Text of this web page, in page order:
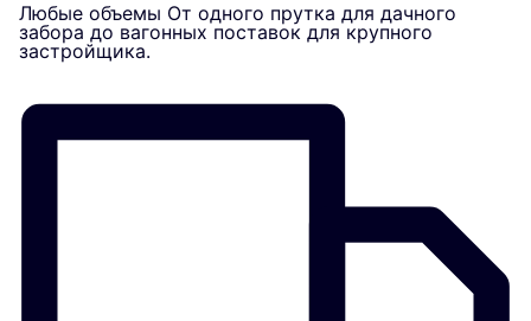
Любые объемы От одного прутка для дачного
забора до вагонных поставок для крупного
застройщика.